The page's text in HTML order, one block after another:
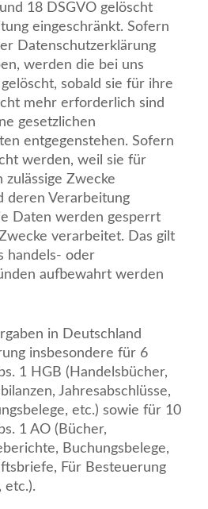
18 DSGVO gelöscht
eingeschränkt. Sofern
Datenschutzerklärung
werden die bei uns
sobald sie für ihre
mehr erforderlich sind
gesetzlichen
entgegenstehen. Sofern
werden, weil sie für
zulässige Zwecke
deren Verarbeitung
Daten werden gesperrt
verarbeitet. Das gilt
handels- oder
aufbewahrt werden
in Deutschland
insbesondere für 6
1 HGB (Handelsbücher,
Jahresabschlüsse,
etc.) sowie für 10
1 AO (Bücher,
Buchungsbelege,
Für Besteuerung
etc.).